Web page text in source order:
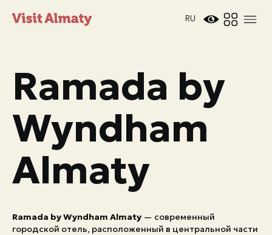
RU
Ramada by
Wyndham
Almaty
Ramada by Wyndham Almaty — современный
городской отель, расположенный в центральной части
Новости
Дата и время